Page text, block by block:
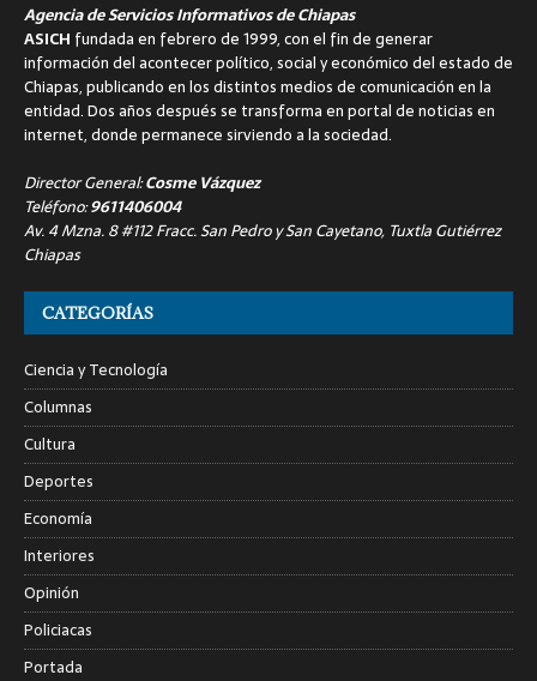
Agencia de Servicios Informativos de Chiapas
ASICH fundada en febrero de 1999, con el fin de generar
información del acontecer político, social y económico del estado de
Chiapas, publicando en los distintos medios de comunicación en la
entidad. Dos años después se transforma en portal de noticias en
internet, donde permanece sirviendo a la sociedad.
Director General:Cosme Vázquez
Teléfono:9611406004
Av. 4 Mzna. 8 #112 Fracc. San Pedro y San Cayetano, Tuxtla Gutiérrez
Chiapas
CATEGORÍAS
Ciencia y Tecnología
Columnas
Cultura
Deportes
Economía
Interiores
Opinión
Policiacas
Portada